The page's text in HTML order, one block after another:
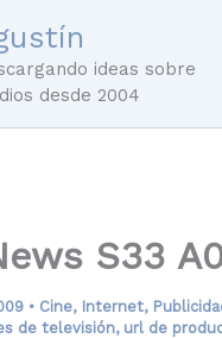
ideas sobre
desde 2004
S33
• Cine, Internet,
de televisión, url de